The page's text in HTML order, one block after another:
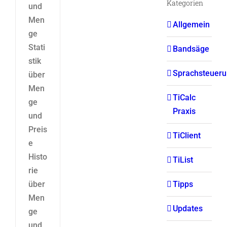
und
Men
ge
Stati
stik
über
Men
ge
und
Preis
e
Histo
rie
über
Men
ge
Kategorien
Allgemein
Bandsäge
TiCalc
Praxis
TiClient
TiList
Tipps
Updates